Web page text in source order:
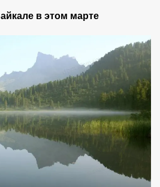
в этом марте